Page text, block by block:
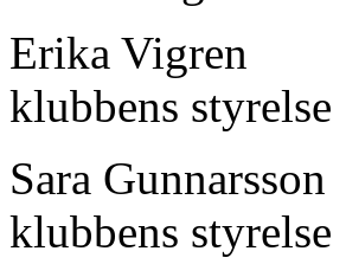
Erika Vigren
klubbens styrelse
Sara Gunnarsson
klubbens styrelse